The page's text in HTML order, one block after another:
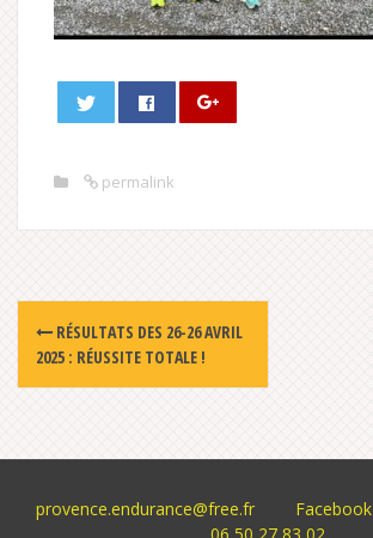
permalink
Post
navigation
RÉSULTATS DES 26-26 AVRIL
2025 : RÉUSSITE TOTALE !
provence.endurance@free.fr
Facebook